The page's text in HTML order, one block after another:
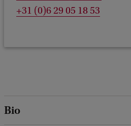
+31 (0)6 29 05 18 53
Bio